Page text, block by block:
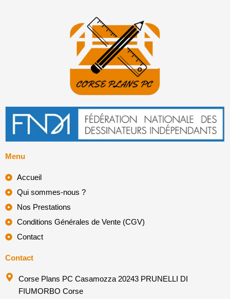
Menu
Accueil
Qui sommes-nous ?
Nos Prestations
Conditions Générales de Vente (CGV)
Contact
Contact
Corse Plans PC Casamozza 20243 PRUNELLI DI
FIUMORBO Corse